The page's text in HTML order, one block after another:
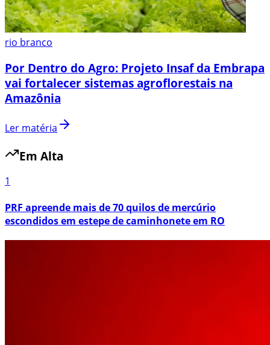
rio branco
Por Dentro do Agro: Projeto Insaf da Embrapa
vai fortalecer sistemas agroflorestais na
Amazônia
Ler matéria
Em Alta
1
PRF apreende mais de 70 quilos de mercúrio
escondidos em estepe de caminhonete em RO